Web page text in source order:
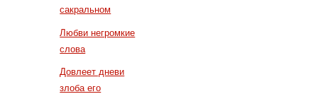
сакральном
Любви негромкие
слова
Довлеет дневи
злоба его